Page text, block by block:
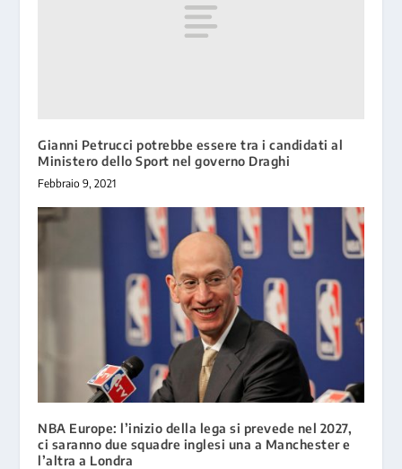
Gianni Petrucci potrebbe essere tra i candidati al
Ministero dello Sport nel governo Draghi
Febbraio 9, 2021
NBA Europe: l’inizio della lega si prevede nel 2027,
ci saranno due squadre inglesi una a Manchester e
l’altra a Londra